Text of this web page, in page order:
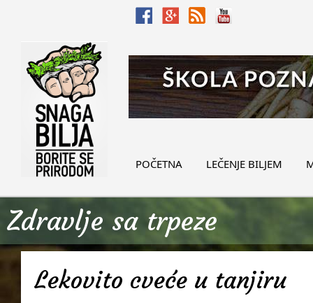
POČETNA LEČENJE BILJEM
Zdravlje sa trpeze
Lekovito cveće u tanjiru